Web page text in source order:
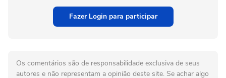
Fazer Login para participar
Os comentários são de responsabilidade exclusiva de seus
autores e não representam a opinião deste site. Se achar algo